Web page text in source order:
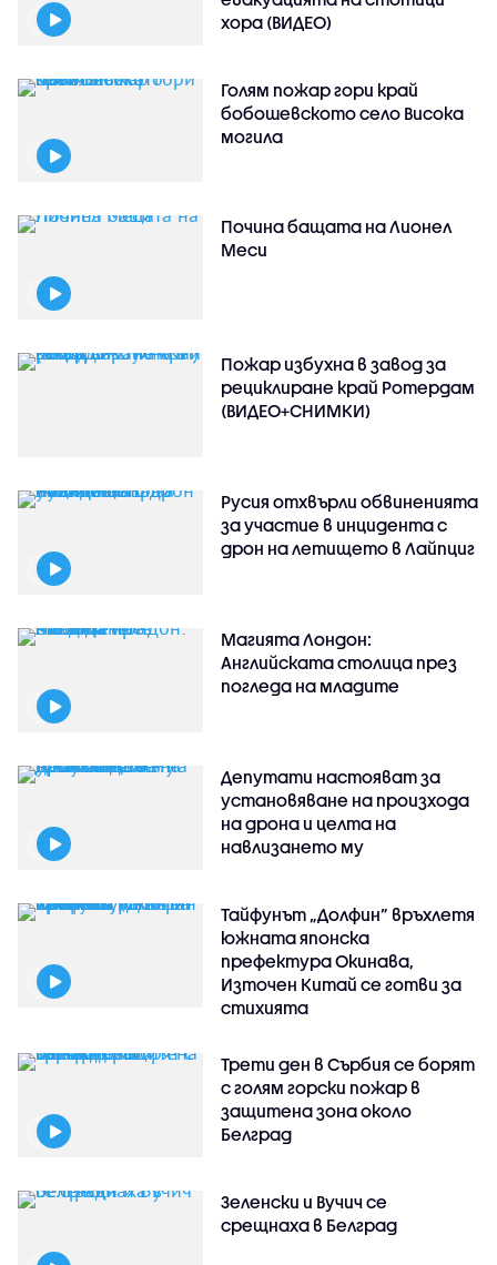
хора (ВИДЕО)
Голям пожар гори край
бобошевското село Висока
могила
Почина бащата на Лионел
Меси
Пожар избухна в завод за
рециклиране край Ротердам
(ВИДЕО+СНИМКИ)
Русия отхвърли обвиненията
за участие в инцидента с
дрон на летището в Лайпциг
Магията Лондон:
Английската столица през
погледа на младите
Депутати настояват за
установяване на произхода
на дрона и целта на
навлизането му
Тайфунът „Долфин” връхлетя
южната японска
префектура Окинава,
Източен Китай се готви за
стихията
Трети ден в Сърбия се борят
с голям горски пожар в
защитена зона около
Белград
Зеленски и Вучич се
срещнаха в Белград